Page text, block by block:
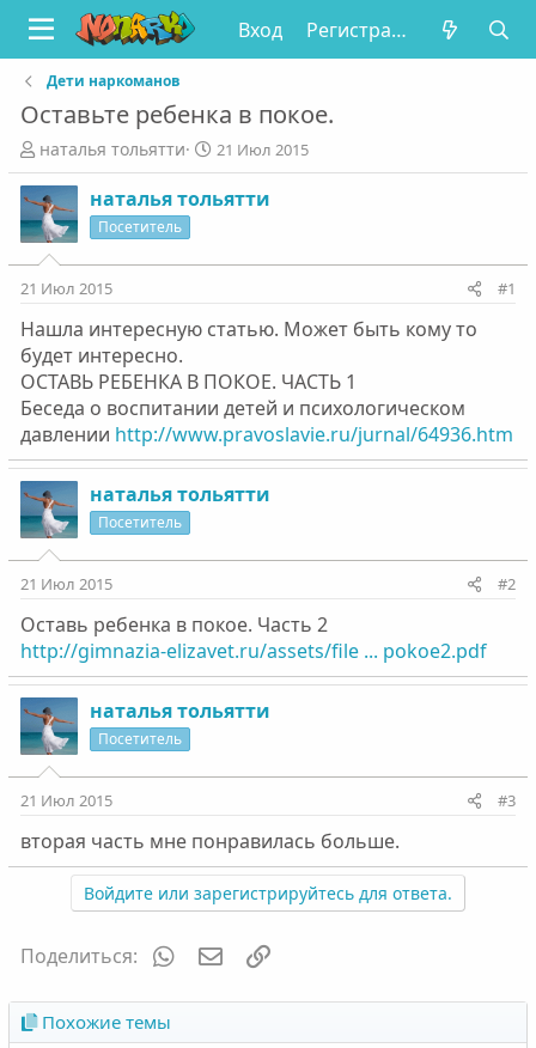
Вход Регистрация
Дети наркоманов
Оставьте ребенка в покое.
А
в
т
о
р
т
е
ы
наталья тольятти
Д
а
т
а
л
21 Июл 2015
наталья тольятти
Посетитель
21 Июл 2015 #1
Нашла интересную статью. Может быть кому то
будет интересно.
ОСТАВЬ РЕБЕНКА В ПОКОЕ. ЧАСТЬ 1
Беседа о воспитании детей и психологическом
давлении http://www.pravoslavie.ru/jurnal/64936.htm
наталья тольятти
Посетитель
21 Июл 2015 #2
Оставь ребенка в покое. Часть 2
http://gimnazia-elizavet.ru/assets/file ... pokoe2.pdf
наталья тольятти
Посетитель
21 Июл 2015 #3
вторая часть мне понравилась больше.
Войдите или зарегистрируйтесь для ответа.
Поделиться: WhatsAppЭлектронная почта
Похожие темы